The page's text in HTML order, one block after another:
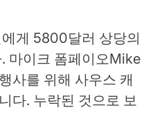
게 5800달러 상당의
마이크 폼페이오Mike
사를 위해 사우스 캐
다. 누락된 것으로 보